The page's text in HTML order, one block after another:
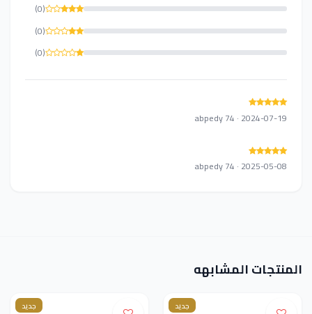
(0)
(0)
(0)
abpedy 74 · 2024-07-19
abpedy 74 · 2025-05-08
المنتجات المشابهه
جديد جديد